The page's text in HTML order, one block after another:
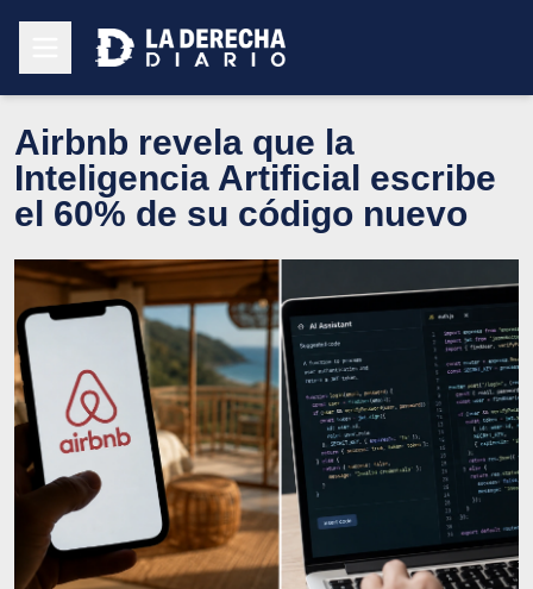
Airbnb revela que la
Inteligencia Artificial escribe
el 60% de su código nuevo